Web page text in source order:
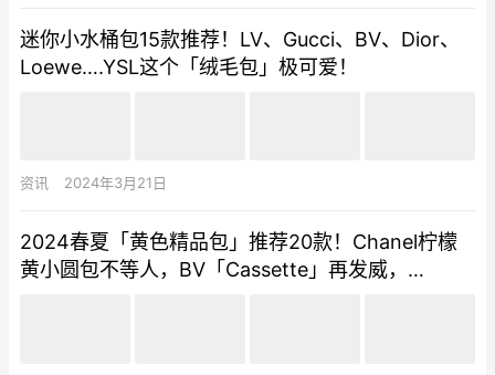
迷你小水桶包15款推荐！LV、Gucci、BV、Dior、
Loewe….YSL这个「绒毛包」极可爱！
资讯 2024年3月21日
2024春夏「黄色精品包」推荐20款！Chanel柠檬
黄小圆包不等人，BV「Cassette」再发威，